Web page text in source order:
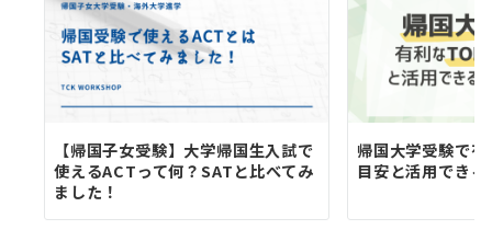
【帰国子女受験】大学帰国生入試で
使えるACTって何？SATと比べてみ
ました！
帰国大学受験で
目安と活用でき
す